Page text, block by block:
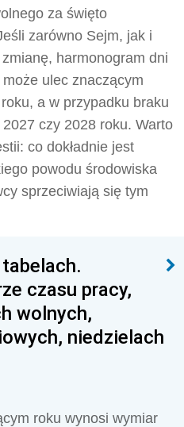
za święto
zarówno Sejm, jak i
harmonogram dni
ulec znaczącym
a w przypadku braku
czy 2028 roku. Warto
co dokładnie jest
powodu środowiska
sprzeciwiają się tym
czasu pracy,
wolnych,
niedzielach
roku wynosi wymiar